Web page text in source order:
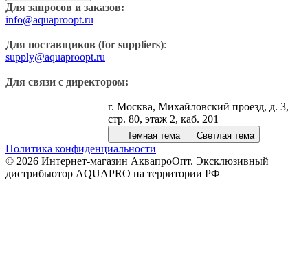
Для запросов и заказов:
info@aquaproopt.ru
Для поставщиков (for suppliers):
supply@aquaproopt.ru
Для связи с директором:
г. Москва, Михайловский проезд, д. 3,
стр. 80, этаж 2, каб. 201
Темная тема Светлая тема
Политика конфиденциальности
© 2026 Интернет-магазин АквапроОпт. Эксклюзивный
дистрибьютор AQUAPRO на территории РФ